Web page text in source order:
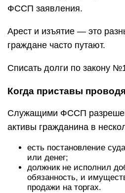
ФССП заявления.
Арест и изъятие — это
граждане часто путают.
Списать долги по закону
Когда приставы
Служащими ФССП
активы гражданина в
есть постановление
или денег;
должник не исполнил
обязанность, и
продажи на торгах.